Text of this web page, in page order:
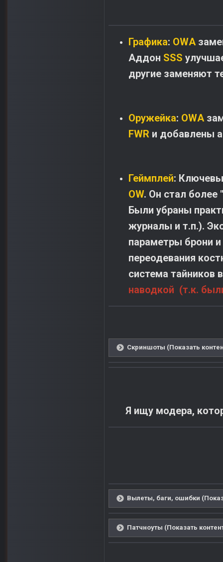
Графика: OWA
Аддон SSS
другие заменяют
Оружейка: OWA
FWR и добавлены
Геймплей:
OW. Он стал более
Были убраны
журналы и т.п.).
параметры брони
переодевания
система тайников
наводкой (т.к.
Скриншоты (Показать
Я ищу модера,
Вылеты, баги, ошибки
Патчноуты (Показать